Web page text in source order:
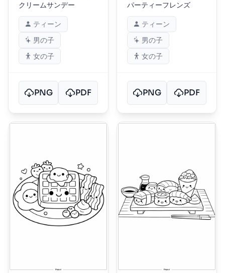
クリームサンデー
ティーン
男の子
女の子
PNG PDF
パーティーフレンズ
ティーン
男の子
女の子
PNG PDF